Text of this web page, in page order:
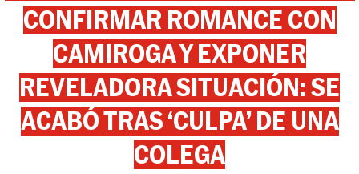
CONFIRMAR ROMANCE CON
CAMIROGA Y EXPONER
REVELADORA SITUACIÓN: SE
ACABÓ TRAS ‘CULPA’ DE UNA
COLEGA